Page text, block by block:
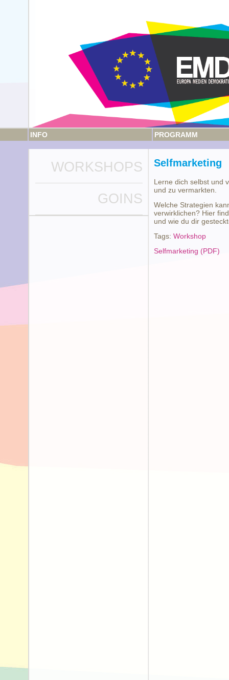
INFO PROGRAMM
WORKSHOPS
GOINS
Selfmarketing
Lerne dich selbst und
und zu vermarkten.
Welche Strategien
verwirklichen? Hier
und wie du dir
Tags: Workshop
Selfmarketing (PDF)